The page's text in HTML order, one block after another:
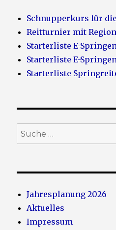
Schnupperkurs für
Reitturnier mit
Starterliste E-
Starterliste E-
Starterliste
Suche
nach:
Jahresplanung 2026
Aktuelles
Impressum